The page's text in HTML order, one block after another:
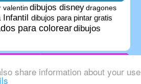
share information about your use
valentin dibujos disney dragones
Infantil dibujos para pintar gratis
para coloreardibujos